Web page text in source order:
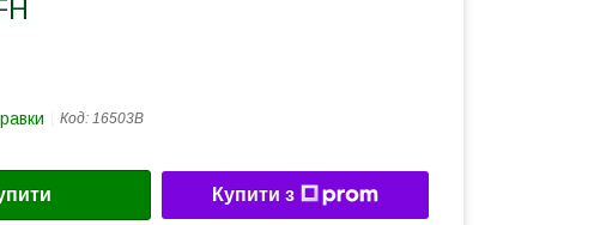
Код: 16503B
Купити з